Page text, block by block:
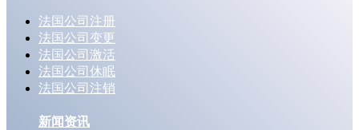
法国公司注册
法国公司变更
法国公司激活
法国公司休眠
法国公司注销
新闻资讯